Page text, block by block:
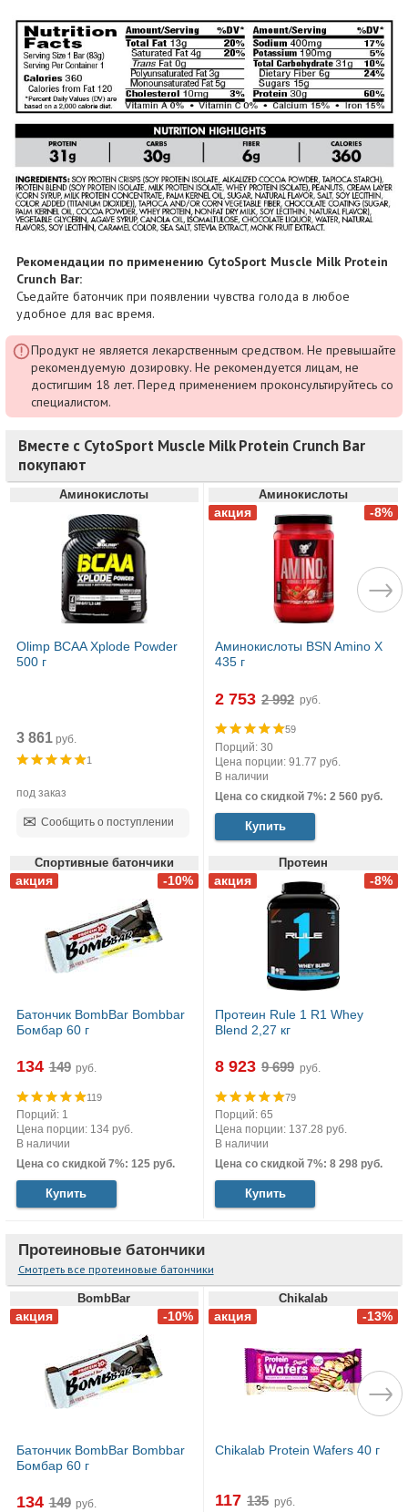
Рекомендации по применению CytoSport Muscle Milk Protein
Crunch Bar:
Съедайте батончик при появлении чувства голода в любое
удобное для вас время.
Продукт не является лекарственным средством. Не превышайте
рекомендуемую дозировку. Не рекомендуется лицам, не
достигшим 18 лет. Перед применением проконсультируйтесь со
специалистом.
Вместе с CytoSport Muscle Milk Protein Crunch Bar
покупают
Аминокислоты
Olimp BCAA Xplode Powder
500 г
3 861руб.
1
под заказ
Сообщить о поступлении
Аминокислоты
Аминокислоты BSN Amino X
435 г
2 753 руб.
59
Порций: 30
Цена порции: 91.77 руб.
В наличии
Цена со скидкой 7%: 2 560 руб.
Купить
Спортивные батончики
Батончик BombBar Bombbar
Бомбар 60 г
134 руб.
119
Порций: 1
Цена порции: 134 руб.
В наличии
Цена со скидкой 7%: 125 руб.
Купить
Протеин
Протеин Rule 1 R1 Whey
Blend 2,27 кг
8 923 руб.
79
Порций: 65
Цена порции: 137.28 руб.
В наличии
Цена со скидкой 7%: 8 298 руб.
Купить
Протеиновые батончики
Смотреть все протеиновые батончики
BombBar
Батончик BombBar Bombbar
Бомбар 60 г
134 руб.
Chikalab
Chikalab Protein Wafers 40 г
117 руб.